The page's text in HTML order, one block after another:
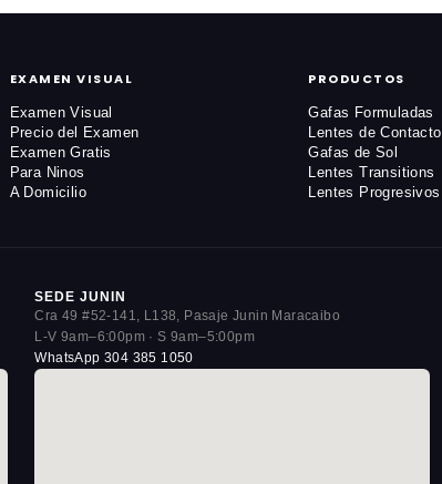
EXAMEN VISUAL
Examen Visual
Precio del Examen
Examen Gratis
Para Ninos
A Domicilio
PRODUCTOS
Gafas Formuladas
Lentes de Contacto
Gafas de Sol
Lentes Transitions
Lentes Progresivos
SEDE JUNIN
Cra 49 #52-141, L138, Pasaje Junin Maracaibo
L-V 9am–6:00pm · S 9am–5:00pm
WhatsApp 304 385 1050